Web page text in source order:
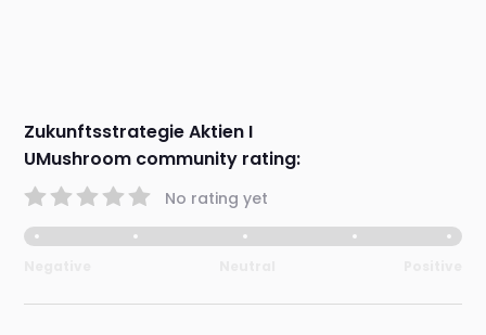
Zukunftsstrategie Aktien I
UMushroom community rating:
No rating yet